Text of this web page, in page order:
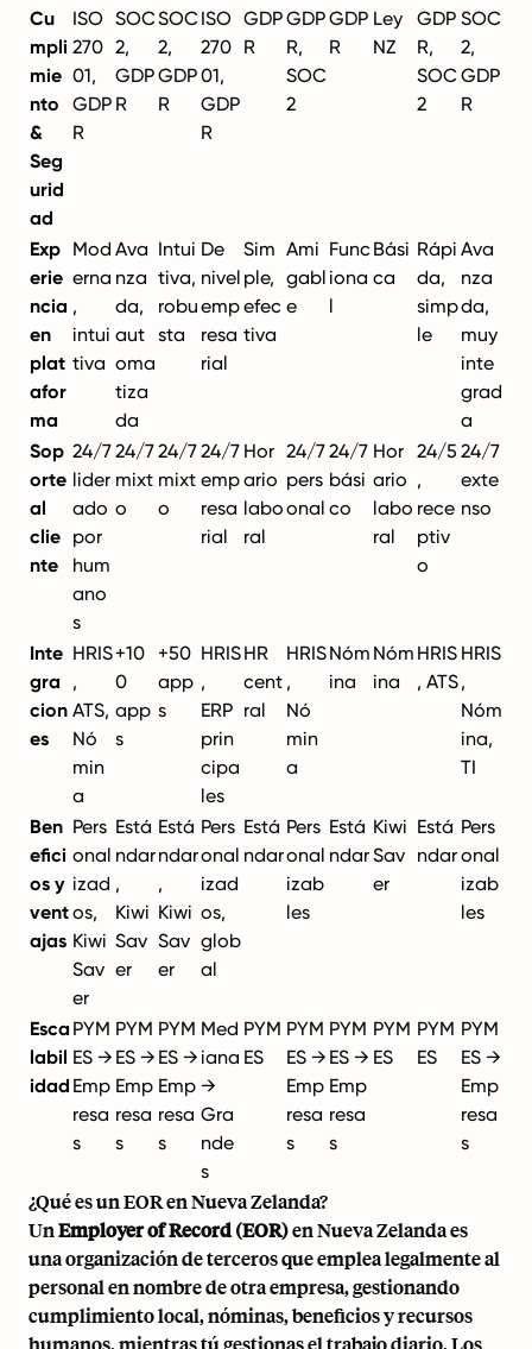
Cu
mpli
mie
nto
&
Seg
urid
ad
ISO
270
01,
GDP
R
SOC
2,
GDP
R
SOC
2,
GDP
R
ISO
270
01,
GDP
R
GDP
R
GDP
R,
SOC
2
GDP
R
Ley
NZ
GDP
R,
SOC
2
SOC
2,
GDP
R
Exp
erie
ncia
en
plat
afor
ma
Mod
erna
,
intui
tiva
Ava
nza
da,
aut
oma
tiza
da
Intui
tiva,
robu
sta
De
nivel
emp
resa
rial
Sim
ple,
efec
tiva
Ami
gabl
e
Func
iona
l
Bási
ca
Rápi
da,
simp
le
Ava
nza
da,
muy
inte
grad
a
Sop
orte
al
clie
nte
24/7
lider
ado
por
hum
ano
s
24/7
mixt
o
24/7
mixt
o
24/7
emp
resa
rial
Hor
ario
labo
ral
24/7
pers
onal
24/7
bási
co
Hor
ario
labo
ral
24/5
,
rece
ptiv
o
24/7
exte
nso
Inte
gra
cion
es
HRIS
,
ATS,
Nó
min
a
+10
0
app
s
+50
app
s
HRIS
,
ERP
prin
cipa
les
HR
cent
ral
HRIS
,
Nó
min
a
Nóm
ina
Nóm
ina
HRIS
, ATS
HRIS
,
Nóm
ina,
TI
Ben
efici
os y
vent
ajas
Pers
onal
izad
os,
Kiwi
Sav
er
Está
ndar
,
Kiwi
Sav
er
Está
ndar
,
Kiwi
Sav
er
Pers
onal
izad
os,
glob
al
Está
ndar
Pers
onal
izab
les
Está
ndar
Kiwi
Sav
er
Está
ndar
Pers
onal
izab
les
Esca
labil
idad
PYM
ES →
Emp
resa
s
PYM
ES →
Emp
resa
s
PYM
ES →
Emp
resa
s
Med
iana
→
Gra
nde
s
PYM
ES
PYM
ES →
Emp
resa
s
PYM
ES →
Emp
resa
s
PYM
ES
PYM
ES
PYM
ES →
Emp
resa
s
¿Qué es un EOR en Nueva Zelanda?
UnEmployer of Record (EOR)en Nueva Zelanda es
una organización de terceros que emplea legalmente al
personal en nombre de otra empresa, gestionando
cumplimiento local, nóminas, beneficios y recursos
humanos, mientras tú gestionas el trabajo diario. Los